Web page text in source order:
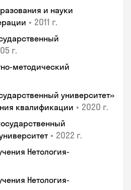
и науки
• 2011 г.
г.
методический
университет»
квалификации • 2020 г.
• 2022 г.
Нетология-
Нетология-